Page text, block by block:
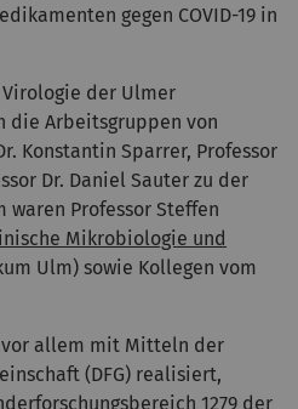
gegen COVID-19 in
der Ulmer
die Arbeitsgruppen von
Konstantin Sparrer, Professor
Dr. Daniel Sauter zu der
Professor Steffen
Mikrobiologie und
Ulm) sowie Kollegen vom
allem mit Mitteln der
(DFG) realisiert,
1279 der